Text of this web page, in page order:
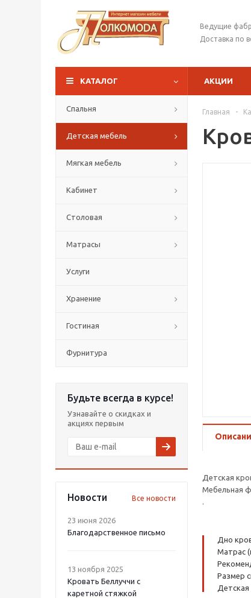
Ведущие
Доставка по
КАТАЛОГ АКЦИИ
Спальня
Детская мебель
Мягкая мебель
Кабинет
Столовая
Матрасы
Услуги
Хранение
Гостиная
Фурнитура
Будьте всегда в курсе!
Узнавайте о скидках и
акциях первым
Новости Все новости
23 июня 2026
Благодарственное письмо
13 ноября 2025
Кровать Беллуччи с
каретной стяжкой
Главная -
Детская
Мебельная
.
Дно
Матрас
Размер